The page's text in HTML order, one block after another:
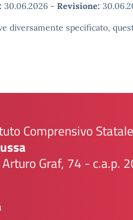
30.06.2026 - Revisione:
diversamente specificato,
Comprensivo Statale
Graf, 74 - c.a.p.